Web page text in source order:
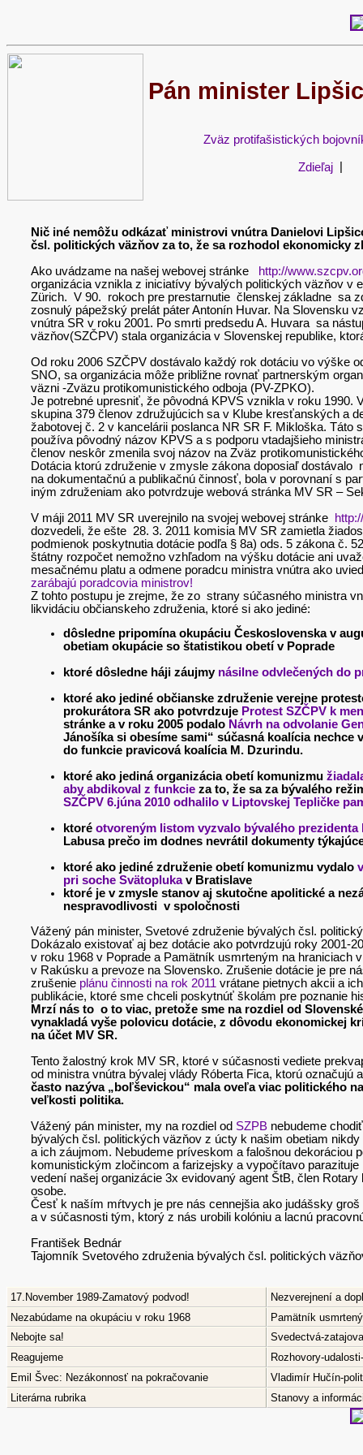
Pán minister
Zväz protifašistických
Zdieľaj|
Nič iné nemôžu odkázať ministrovi vnútra Danielovi
čsl. politických väzňov za to, že sa rozhodol
Ako uvádzame na našej webovej stránke
http://
organizácia vznikla z iniciatívy bývalých politických väzňov v
Zürich. V 90. rokoch pre prestarnutie členskej základne sa
zosnulý pápežský prelát páter Antonín Huvar. Na Slovensku
vnútra SR v roku 2001. Po smrti predsedu A. Huvara sa
väzňov(SZČPV) stala organizácia v Slovenskej republike,
Od roku 2006 SZČPV dostávalo každý rok dotáciu vo výške
SNO, sa organizácia môže približne rovnať partnerským
väzni -Zväzu protikomunistického odboja (PV-ZPKO).
Je potrebné upresniť, že pôvodná KPVS vznikla v roku 1990.
skupina 379 členov združujúcich sa v Klube kresťanských a
žabotovej č. 2 v kancelárii poslanca NR SR F. Mikloška.
používa pôvodný názov KPVS a s podporu vtadajšieho
členov neskôr zmenila svoj názov na Zväz
Dotácia ktorú združenie v zmysle zákona doposiaľ
na dokumentačnú a publikačnú činnosť, bola v porovnaní s
iným združeniam ako potvrdzuje webová stránka MV SR –
V máji 2011 MV SR uverejnilo na svojej webovej stránke
dozvedeli, že ešte 28. 3. 2011 komisia MV SR zamietla
podmienok poskytnutia dotácie podľa § 8a) ods. 5 zákona č.
štátny rozpočet nemožno vzhľadom na výšku dotácie ani
mesačnému platu a odmene poradcu ministra vnútra ako
zarábajú poradcovia ministrov!
Z tohto postupu je zrejme, že zo strany súčasného ministra
likvidáciu občianskeho združenia, ktoré si ako jediné:
dôsledne pripomína okupáciu Československa v
obetiam okupácie so štatistikou obetí v Poprade
ktoré dôsledne háji záujmy násilne odvlečených do
ktoré ako jediné občianske združenie verejne
prokurátora SR ako potvrdzuje Protest SZČPV k
stránke a v roku 2005 podalo Návrh na odvolanie
Jánošíka si obesíme sami“ súčasná koalícia
do funkcie pravicová koalícia M. Dzurindu.
ktoré ako jediná organizácia obetí komunizmu
aby abdikoval z funkcie za to, že sa za bývalého
SZČPV 6.júna 2010 odhalilo v Liptovskej Tepličke
ktoré otvoreným listom vyzvalo bývalého prezidenta
Labusa prečo im dodnes nevrátil dokumenty
ktoré ako jediné združenie obetí komunizmu vydalo
pri soche Svätoplukav Bratislave
ktoré je v zmysle stanov aj skutočne apolitické a
nespravodlivosti v spoločnosti
Vážený pán minister, Svetové združenie bývalých čsl.
Dokázalo existovať aj bez dotácie ako potvrdzujú roky 2001-
v roku 1968 v Poprade a Pamätník usmrteným na hraniciach
v Rakúsku a prevoze na Slovensko. Zrušenie dotácie je pre
zrušenie plánu činnosti na rok 2011 vrátane pietnych akcii a
publikácie, ktoré sme chceli poskytnúť školám pre poznanie
Mrzí nás to o to viac, pretože sme na rozdiel od
vynakladá vyše polovicu dotácie, z dôvodu ekonomickej
na účet MV SR.
Tento žalostný krok MV SR, ktoré v súčasnosti vediete
od ministra vnútra bývalej vlády Róberta Fica, ktorú označujú
často nazýva „boľševickou“ mala oveľa viac politického
veľkosti politika.
Vážený pán minister, my na rozdiel od SZPB nebudeme
bývalých čsl. politických väzňov z úcty k našim obetiam
a ich záujmom. Nebudeme príveskom a falošnou
komunistickým zločincom a farizejsky a vypočítavo
vedení našej organizácie 3x evidovaný agent ŠtB, člen
osobe.
Česť k naším mŕtvych je pre nás cennejšia ako judášsky
a v súčasnosti tým, ktorý z nás urobili kolóniu a lacnú
František Bednár
Tajomník Svetového združenia bývalých čsl. politických
17.November 1989-Zamatový podvod!
Nezverejnení a
Nezabúdame na okupáciu v roku 1968
Pamätník
Nebojte sa!
Svedectvá-
Reagujeme
Rozhovory-
Emil Švec: Nezákonnosť na pokračovanie
Vladimír Hučín-
Literárna rubrika
Stanovy a